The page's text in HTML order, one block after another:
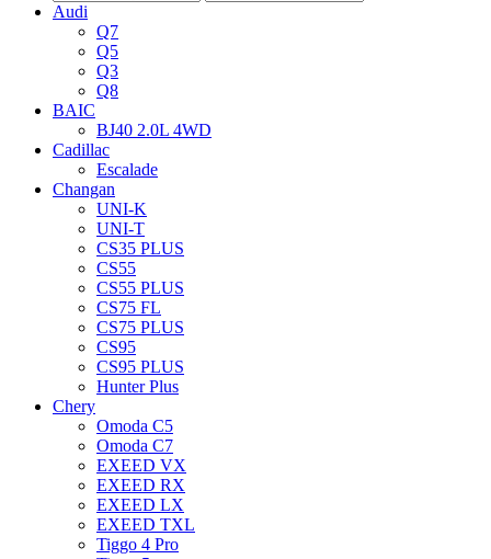
Audi
Q7
Q5
Q3
Q8
BAIC
BJ40 2.0L 4WD
Cadillac
Escalade
Changan
UNI-K
UNI-T
CS35 PLUS
CS55
CS55 PLUS
CS75 FL
CS75 PLUS
CS95
CS95 PLUS
Hunter Plus
Chery
Omoda C5
Omoda C7
EXEED VX
EXEED RX
EXEED LX
EXEED TXL
Tiggo 4 Pro